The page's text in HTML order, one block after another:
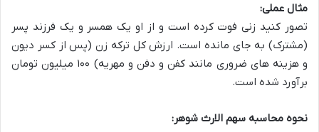
مثال عملی:
تصور کنید زنی فوت کرده است و از او یک همسر و یک فرزند پسر
(مشترک) به جای مانده است. ارزش کل ترکه زن (پس از کسر دیون
و هزینه های ضروری مانند کفن و دفن و مهریه) ۱۰۰ میلیون تومان
برآورد شده است.
نحوه محاسبه سهم الارث شوهر: